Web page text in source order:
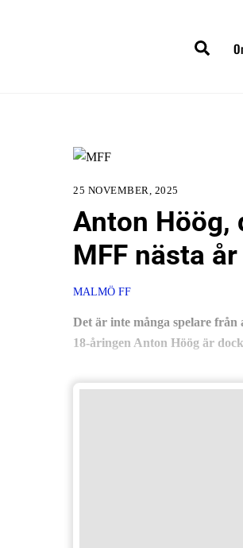
25 NOVEMBER, 2025
Anton Höög,
MFF nästa år
MALMÖ FF
Det är inte många spelare
18-åringen Anton Höög är